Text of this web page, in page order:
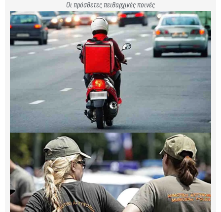
Οι πρόσθετες πειθαρχικές ποινές